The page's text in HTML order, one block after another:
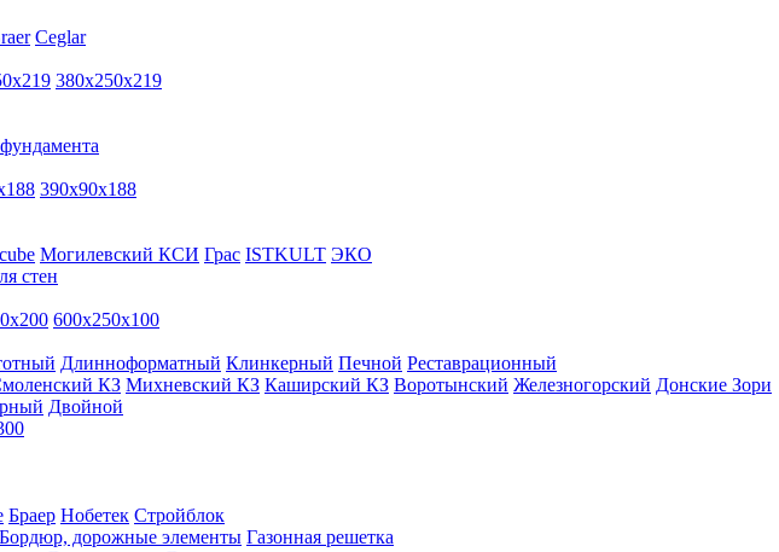
Ceglar
380х250х219
390х90х188
Могилевский КСИ Грас ISTKULT ЭКО
стен
600х250х100
Длинноформатный Клинкерный Печной Реставрационный
КЗ Михневский КЗ Каширский КЗ Воротынский Железногорский Донские Зори
Двойной
Браер Нобетек Стройблок
Бордюр, дорожные элементы Газонная решетка